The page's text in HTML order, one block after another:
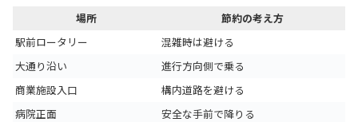
場所
節約の考え方
駅前ロータリー
混雑時は避ける
大通り沿い
進行方向側で乗る
商業施設入口
構内道路を避ける
病院正面
安全な手前で降りる